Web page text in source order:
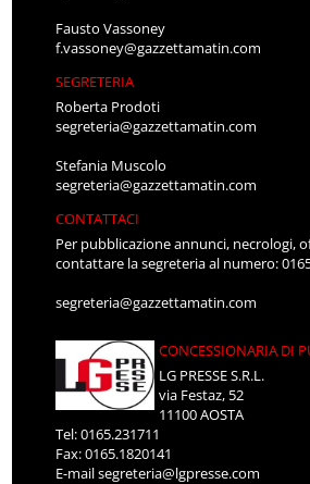
Fausto Vassoney
f.vassoney@gazzettamatin.com
SEGRETERIA
Roberta Prodoti
segreteria@gazzettamatin.com
Stefania Muscolo
segreteria@gazzettamatin.com
CONTATTACI
Per pubblicazione annunci, necrologi,
contattare la segreteria al numero:
segreteria@gazzettamatin.com
CONCESSIONARIA DI
LG PRESSE S.R.L.
via Festaz, 52
11100 AOSTA
Tel: 0165.231711
Fax: 0165.1820141
E-mailsegreteria@lgpresse.com